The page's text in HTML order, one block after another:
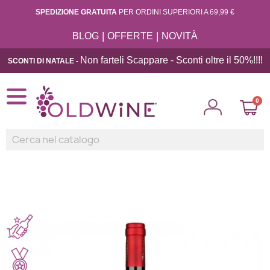
SPEDIZIONE GRATUITA PER ORDINI SUPERIORI A 69,99 €
BLOG | OFFERTE | NOVITÀ
SCONTI DI NATALE - Non farteli Scappare - Sconti oltre il 50%!!!!